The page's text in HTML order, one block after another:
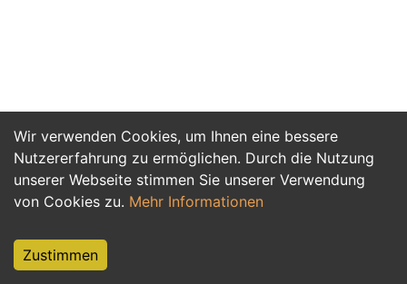
Wir verwenden Cookies, um Ihnen eine bessere
Nutzererfahrung zu ermöglichen. Durch die Nutzung
unserer Webseite stimmen Sie unserer Verwendung
von Cookies zu. Mehr Informationen
Zustimmen